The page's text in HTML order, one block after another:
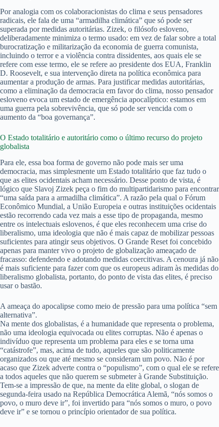
Por analogia com os colaboracionistas do clima e seus pensadores
radicais, ele fala de uma “armadilha climática” que só pode ser
superada por medidas autoritárias. Zizek, o filósofo esloveno,
deliberadamente minimiza o termo usado: em vez de falar sobre a total
burocratização e militarização da economia de guerra comunista,
incluindo o terror e a violência contra dissidentes, aos quais ele se
refere com esse termo, ele se refere ao presidente dos EUA, Franklin
D. Roosevelt, e sua intervenção direta na política econômica para
aumentar a produção de armas. Para justificar medidas autoritárias,
como a eliminação da democracia em favor do clima, nosso pensador
esloveno evoca um estado de emergência apocalíptico: estamos em
uma guerra pela sobrevivência, que só pode ser vencida com o
aumento da “boa governança”.
O Estado totalitário e autoritário como o último recurso do projeto
globalista
Para ele, essa boa forma de governo não pode mais ser uma
democracia, mas simplesmente um Estado totalitário que faz tudo o
que as elites ocidentais acham necessário. Desse ponto de vista, é
lógico que Slavoj Zizek peça o fim do multipartidarismo para encontrar
“uma saída para a armadilha climática”. A razão pela qual o Fórum
Econômico Mundial, a União Europeia e outras instituições ocidentais
estão recorrendo cada vez mais a esse tipo de propaganda, mesmo
entre os intelectuais eslovenos, é que eles reconhecem uma crise do
liberalismo, uma ideologia que não é mais capaz de mobilizar pessoas
suficientes para atingir seus objetivos. O Grande Reset foi concebido
apenas para manter vivo o projeto de globalização ameaçado de
fracasso: defendendo e adotando medidas coercitivas. A cenoura já não
é mais suficiente para fazer com que os europeus adiram às medidas do
liberalismo globalista, portanto, do ponto de vista das elites, é preciso
usar o bastão.
A ameaça do apocalipse como meio de pressão para uma política “sem
alternativa”.
Na mente dos globalistas, é a humanidade que representa o problema,
não uma ideologia equivocada ou elites corruptas. Não é apenas o
indivíduo que representa um problema para eles e se torna uma
“catástrofe”, mas, acima de tudo, aqueles que são politicamente
organizados ou que até mesmo se consideram um povo. Não é por
acaso que Zizek adverte contra o “populismo”, com o qual ele se refere
a todos aqueles que não querem se submeter à Grande Substituição.
Tem-se a impressão de que, na mente da elite global, o slogan de
segunda-feira usado na República Democrática Alemã, “nós somos o
povo, o muro deve ir”, foi invertido para “nós somos o muro, o povo
deve ir” e se tornou o princípio orientador de sua política.